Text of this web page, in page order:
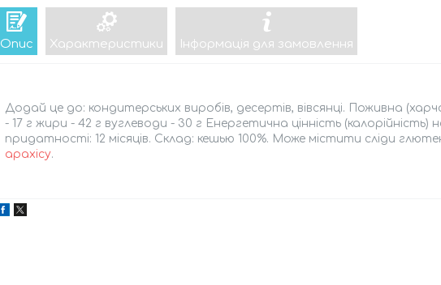
Опис Характеристики Інформація для замовлення
Додай це до: кондитерських виробів, десертів, вівсянці. Поживна
- 17 г жири - 42 г вуглеводи - 30 г Енергетична цінність (калорійність)
придатності: 12 місяців. Склад: кешью 100%. Може містити сліди
арахісу.